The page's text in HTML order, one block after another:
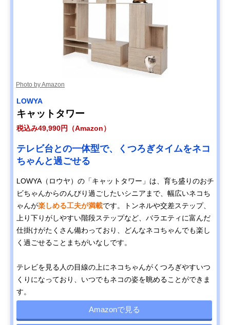
Photo by Amazon
LOWYA
キャットタワー
税込み49,990円（Amazon）
テレビ台との一体型で、くつろぎタイムをネコ
ちゃんと過ごせる
LOWYA（ロウヤ）の「キャットタワー」は、育ち盛りのおチ
ビちゃんからのんびり過ごしたいシニアまで、幅広いネコち
ゃんが楽しめる工夫が満載です。トンネルや交差ステップ、
上り下りがしやすい階段ステップなど、バラエティに富んだ
仕掛けがたくさん備わっており、どんなネコちゃんでも楽し
く過ごせることまちがいなしです。
テレビを見る人の目線の上にネコちゃんがくつろぎやすいつ
くりになっており、いつでもネコの姿を眺めることができま
す。
Amazonで見る